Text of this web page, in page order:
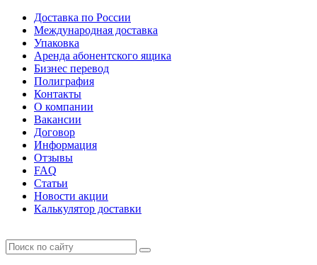
Доставка по России
Международная доставка
Упаковка
Аренда абонентского ящика
Бизнес перевод
Полиграфия
Контакты
О компании
Вакансии
Договор
Информация
Отзывы
FAQ
Статьи
Новости акции
Калькулятор доставки